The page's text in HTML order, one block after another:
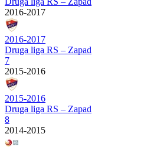
2016-2017
2016-2017
Druga liga RS – Zapad
7
2015-2016
2015-2016
Druga liga RS – Zapad
8
2014-2015